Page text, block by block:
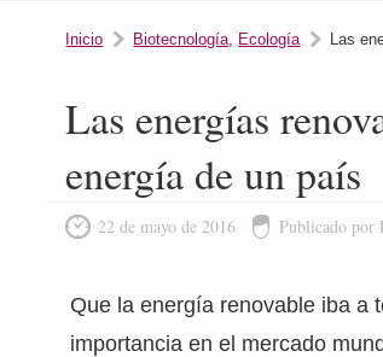
Inicio Biotecnología, Ecología Las
Las energías
energía de un país
22 de mayo de 2016 Publicado por
Que la energía renovable iba a
importancia en el mercado